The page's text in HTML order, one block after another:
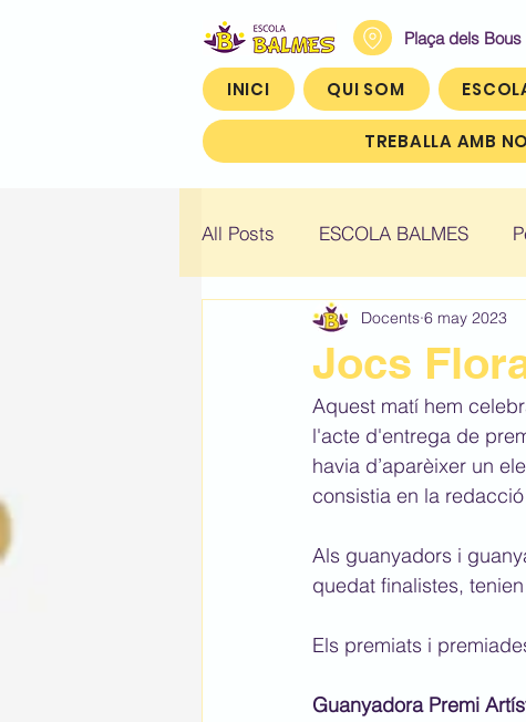
Plaça dels Bous
INICI QUI SOM
TREBALLA AMB
All Posts ESCOLA BALMES
Històric: Infantil 4 Històric:
Històric: Quart (4t) Històric:
Jocs
Docents 6 may 2023
Aquest matí hem
l'acte d'entrega de
havia d’aparèixer un
consistia en la
Als guanyadors i
quedat finalistes,
Els premiats i
Guanyadora Premi